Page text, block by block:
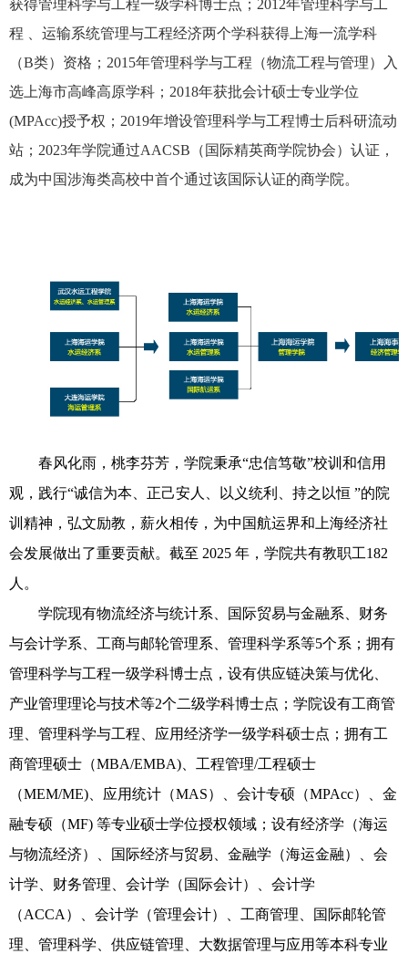
获得管理科学与工程一级学科博士点；2012年管理科学与工
程 、运输系统管理与工程经济两个学科获得上海一流学科
（B类）资格；2015年管理科学与工程（物流工程与管理）入
选上海市高峰高原学科；2018年获批会计硕士专业学位
(MPAcc)授予权；2019年增设管理科学与工程博士后科研流动
站；2023年学院通过AACSB（国际精英商学院协会）认证，
成为中国涉海类高校中首个通过该国际认证的商学院。
春风化雨，桃李芬芳，学院秉承“忠信笃敬”校训和信用
观，践行“诚信为本、正己安人、以义统利、持之以恒 ”的院
训精神，弘文励教，薪火相传，为中国航运界和上海经济社
会发展做出了重要贡献。截至 2025 年，学院共有教职工182
人。
学院现有物流经济与统计系、国际贸易与金融系、财务
与会计学系、工商与邮轮管理系、管理科学系等5个系；拥有
管理科学与工程一级学科博士点，设有供应链决策与优化、
产业管理理论与技术等2个二级学科博士点；学院设有工商管
理、管理科学与工程、应用经济学一级学科硕士点；拥有工
商管理硕士（MBA/EMBA)、工程管理/工程硕士
（MEM/ME)、应用统计（MAS）、会计专硕（MPAcc）、金
融专硕（MF) 等专业硕士学位授权领域；设有经济学（海运
与物流经济）、国际经济与贸易、金融学（海运金融）、会
计学、财务管理、会计学（国际会计）、会计学
（ACCA）、会计学（管理会计）、工商管理、国际邮轮管
理、管理科学、供应链管理、大数据管理与应用等本科专业